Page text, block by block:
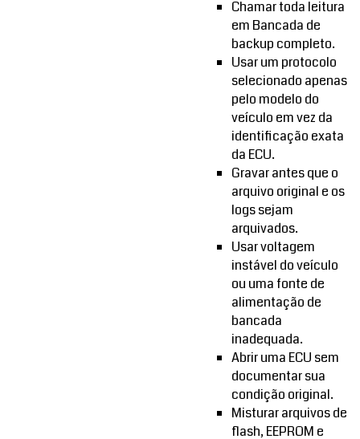
Chamar toda leitura
em Bancada de
backup completo.
Usar um protocolo
selecionado apenas
pelo modelo do
veículo em vez da
identificação exata
da ECU.
Gravar antes que o
arquivo original e os
logs sejam
arquivados.
Usar voltagem
instável do veículo
ou uma fonte de
alimentação de
bancada
inadequada.
Abrir uma ECU sem
documentar sua
condição original.
Misturar arquivos de
flash, EEPROM e